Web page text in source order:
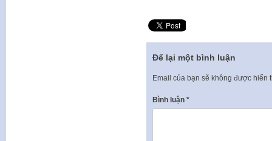
Để lại một bình luận
Email của bạn sẽ không được hiển
Bình luận *